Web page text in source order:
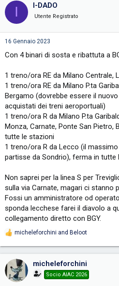
t
i
n
s
I I-DADO
Utente Registrato
16 Gennaio 2023
Con 4 binari di sosta e ribattuta a
1 treno/ora RE da Milano Centrale,
1 treno/ora RE da Milano P.ta
Bergamo (dovrebbe essere il
acquistati dei treni aeroportuali)
1 treno/ora R da Milano P.ta
Monza, Carnate, Ponte San Pietro,
tutte le stazioni
1 treno/ora R da Lecco (il
partisse da Sondrio), ferma in tutte
Non saprei per la linea S per
sulla via Carnate, magari ci stanno
Fossi un amministratore od
sponda lecchese farei il diavolo a
collegamento diretto con BGY.
R
t
i
micheleforchini and Beloot
micheleforchini
Socio AIAC 2026